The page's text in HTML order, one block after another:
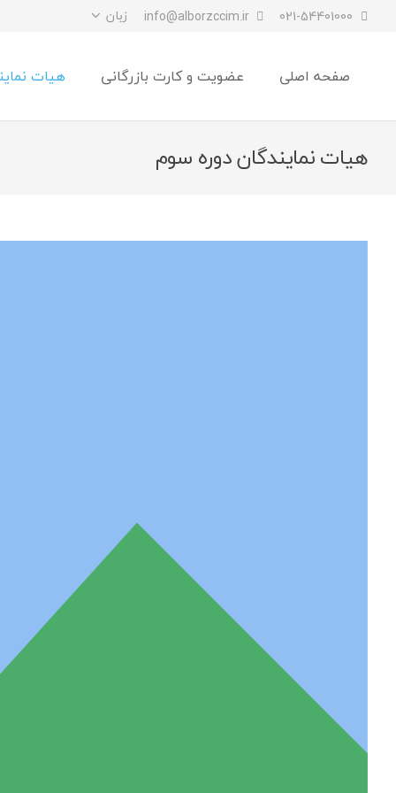
021-54401000
info@alborzccim.ir زبان
صفحه اصلی عضویت و کارت بازرگانی هیات
هیات نمایندگان دوره سوم